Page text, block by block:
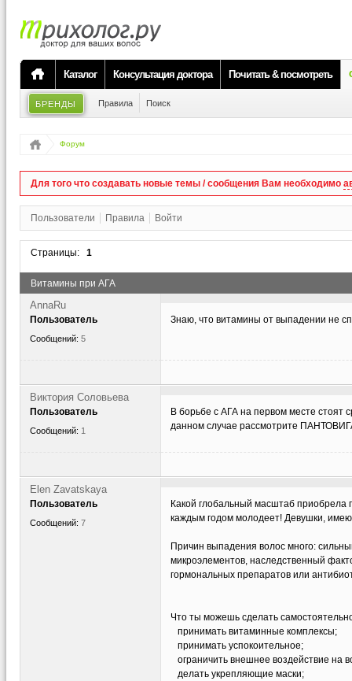
Каталог Консультация доктора Почитать & посмотреть
БРЕНДЫ Правила Поиск
Форум
Для того что создавать новые темы / сообщения Вам необходимо
Пользователи Правила Войти
Страницы: 1
Витамины при АГА
AnnaRu
Пользователь
Сообщений: 5
Знаю, что витамины от выпадении не
Виктория Соловьева
Пользователь
Сообщений: 1
В борьбе с АГА на первом месте
данном случае рассмотрите
Elen Zavatskaya
Пользователь
Сообщений: 7
Какой глобальный масштаб
каждым годом молодеет! Девушки,
Причин выпадения волос много:
микроэлементов, наследственный
гормональных препаратов или
Что ты можешь сделать
принимать витаминные комплексы;
принимать успокоительное;
ограничить внешнее воздействие на
делать укрепляющие маски;